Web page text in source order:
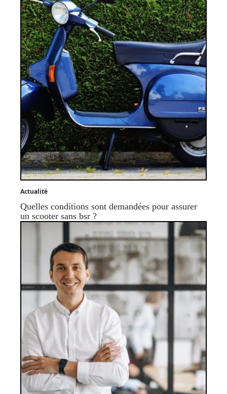
Actualité
Quelles conditions sont demandées pour assurer
un scooter sans bsr ?